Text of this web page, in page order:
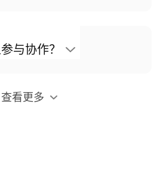
与协作？
查看更多